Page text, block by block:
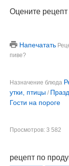
Оцените рецепт
Напечатать
пиве?
Назначение блюда
утки, птицы /
Гости на пороге
Просмотров: 3 582
рецепт по